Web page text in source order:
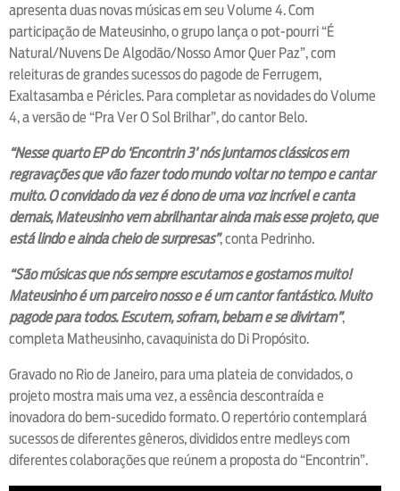
apresenta duas novas músicas em seu Volume 4. Com
participação de Mateusinho, o grupo lança o pot-pourri “É
Natural/Nuvens De Algodão/Nosso Amor Quer Paz”, com
releituras de grandes sucessos do pagode de Ferrugem,
Exaltasamba e Péricles. Para completar as novidades do Volume
4, a versão de “Pra Ver O Sol Brilhar”, do cantor Belo.
“Nesse quarto EP do ‘Encontrin 3’ nós juntamos clássicos em
regravações que vão fazer todo mundo voltar no tempo e cantar
muito. O convidado da vez é dono de uma voz incrível e canta
demais, Mateusinho vem abrilhantar ainda mais esse projeto, que
está lindo e ainda cheio de surpresas”, conta Pedrinho.
“São músicas que nós sempre escutamos e gostamos muito!
Mateusinho é um parceiro nosso e é um cantor fantástico. Muito
pagode para todos. Escutem, sofram, bebam e se divirtam”,
completa Matheusinho, cavaquinista do Di Propósito.
Gravado no Rio de Janeiro, para uma plateia de convidados, o
projeto mostra mais uma vez, a essência descontraída e
inovadora do bem-sucedido formato. O repertório contemplará
sucessos de diferentes gêneros, divididos entre medleys com
diferentes colaborações que reúnem a proposta do “Encontrin”.